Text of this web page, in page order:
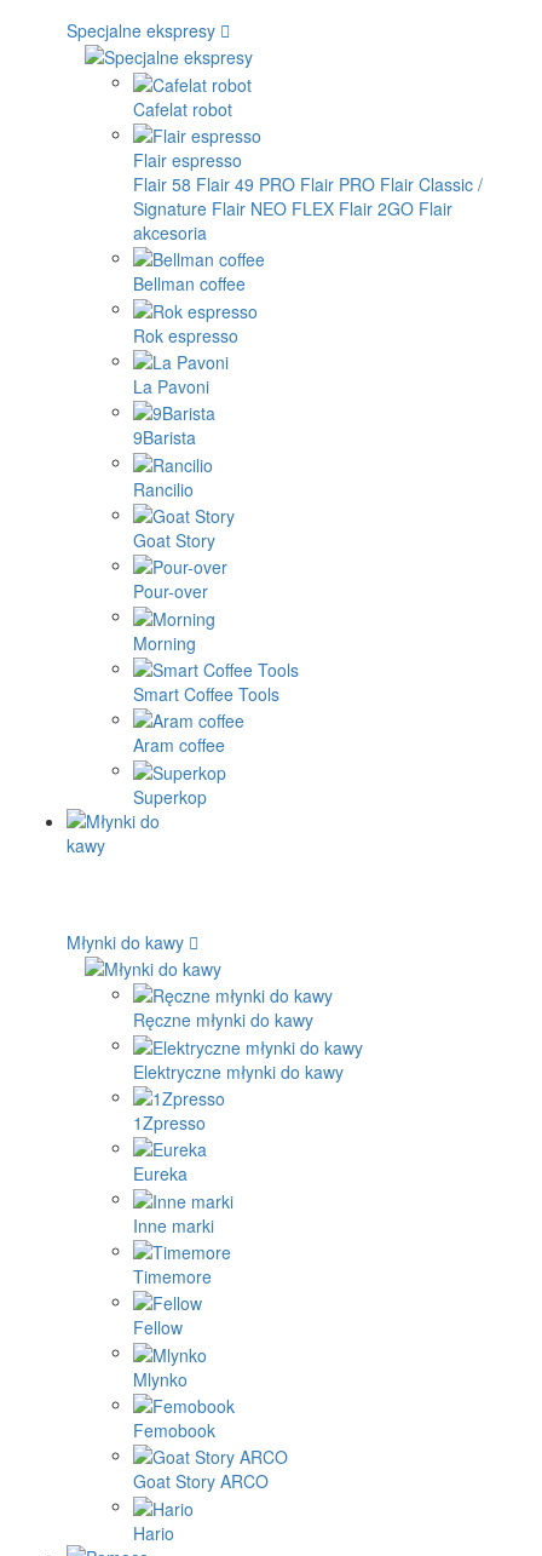
Specjalne ekspresy
Cafelat robot
Flair espresso
Flair 58 Flair 49 PRO Flair PRO Flair Classic /
Signature Flair NEO FLEX Flair 2GO Flair
akcesoria
Bellman coffee
Rok espresso
La Pavoni
9Barista
Rancilio
Goat Story
Pour-over
Morning
Smart Coffee Tools
Aram coffee
Superkop
Młynki do kawy
Ręczne młynki do kawy
Elektryczne młynki do kawy
1Zpresso
Eureka
Inne marki
Timemore
Fellow
Mlynko
Femobook
Goat Story ARCO
Hario